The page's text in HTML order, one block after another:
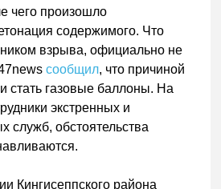
чего произошло
содержимого. Что
взрыва, официально не
сообщил, что причиной
стать газовые баллоны. На
экстренных и
служб, обстоятельства
Кингисеппского района